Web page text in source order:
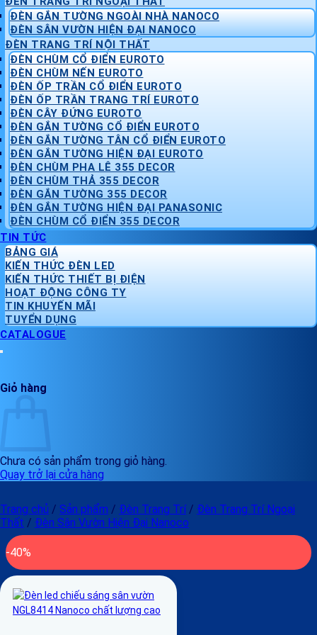
ĐÈN GẮN TƯỜNG NGOÀI NHÀ NANOCO
ĐÈN SÂN VƯỜN HIỆN ĐẠI NANOCO
ĐÈN TRANG TRÍ NỘI THẤT
ĐÈN CHÙM CỔ ĐIỂN EUROTO
ĐÈN CHÙM NẾN EUROTO
ĐÈN ỐP TRẦN CỔ ĐIỂN EUROTO
ĐÈN ỐP TRẦN TRANG TRÍ EUROTO
ĐÈN CÂY ĐỨNG EUROTO
ĐÈN GẮN TƯỜNG CỔ ĐIỂN EUROTO
ĐÈN GẮN TƯỜNG TÂN CỔ ĐIỂN EUROTO
ĐÈN GẮN TƯỜNG HIỆN ĐẠI EUROTO
ĐÈN CHÙM PHA LÊ 355 DECOR
ĐÈN CHÙM THẢ 355 DECOR
ĐÈN GẮN TƯỜNG 355 DECOR
ĐÈN GẮN TƯỜNG HIỆN ĐẠI PANASONIC
ĐÈN CHÙM CỔ ĐIỂN 355 DECOR
TIN TỨC
BẢNG GIÁ
KIẾN THỨC ĐÈN LED
KIẾN THỨC THIẾT BỊ ĐIỆN
HOẠT ĐỘNG CÔNG TY
TIN KHUYẾN MÃI
TUYỂN DỤNG
CATALOGUE
Giỏ hàng
Chưa có sản phẩm trong giỏ hàng.
Quay trở lại cửa hàng
Trang chủ / Sản phẩm / Đèn Trang Trí / Đèn Trang Trí Ngoại
Thất / Đèn Sân Vườn Hiện Đại Nanoco
-40%